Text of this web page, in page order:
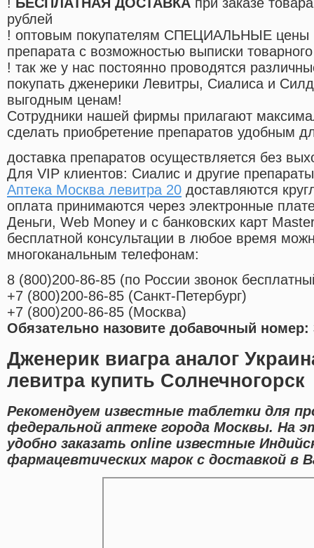
рублей
! оптовым покупателям СПЕЦИАЛЬНЫЕ цены
препарата с возможностью выписки
! так же у нас постоянно проводятся
покупать дженерики Левитры, Сиалиса и
выгодным ценам!
Cотрудники нашей фирмы прилагают
сделать приобретение препаратов удобным
доставка препаратов осуществляется без
Для VIP клиентов: Сиалис и другие
Аптека Москва левитра 20 доставляются
оплата принимаются через электронные
Деньги, Web Money и с банковских карт
бесплатной консультации в любое время
многоканальным телефонам:
8 (800)200-86-85 (по России звонок
+7 (800)200-86-85 (Санкт-Петербург)
+7 (800)200-86-85 (Москва)
Обязательно назовите добавочный номер:
Дженерик виагра аналог
левитра купить Солнечногорск
Рекомендуем известные таблетки для
федеральной аптеке города Москвы. На
удобно заказать online известные
фармацевтических марок с доставкой в